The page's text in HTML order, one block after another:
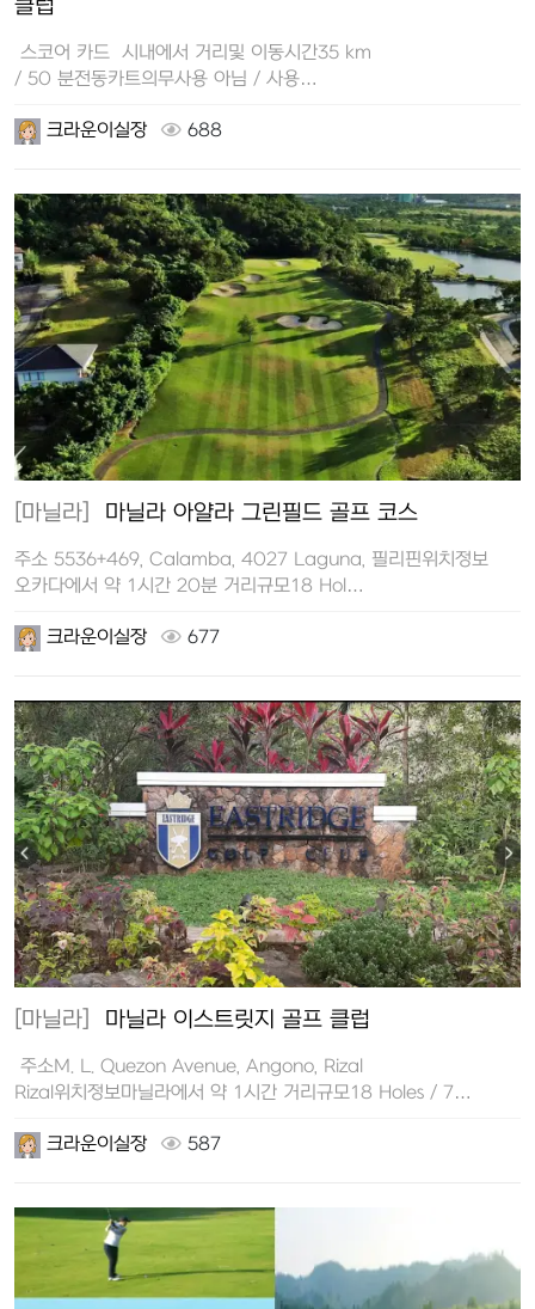
클럽
스코어 카드 시내에서 거리및 이동시간35 km
/ 50 분전동카트의무사용 아님 / 사용…
크라운이실장 688
[마닐라] 마닐라 아얄라 그린필드 골프 코스
주소 5536+469, Calamba, 4027 Laguna, 필리핀위치정보
오카다에서 약 1시간 20분 거리규모18 Hol…
크라운이실장 677
[마닐라] 마닐라 이스트릿지 골프 클럽
주소M. L. Quezon Avenue, Angono, Rizal
Rizal위치정보마닐라에서 약 1시간 거리규모18 Holes / 7…
크라운이실장 587